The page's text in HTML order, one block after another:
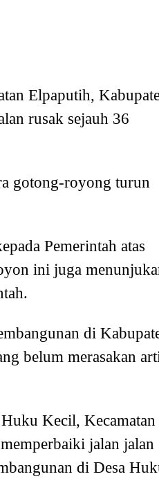
Elpaputih,
rusak sejauh 36
gotong-royong turun
Pemerintah atas
ini juga
di
belum merasakan
Kecil, Kecamatan
jalan jalan
di Desa